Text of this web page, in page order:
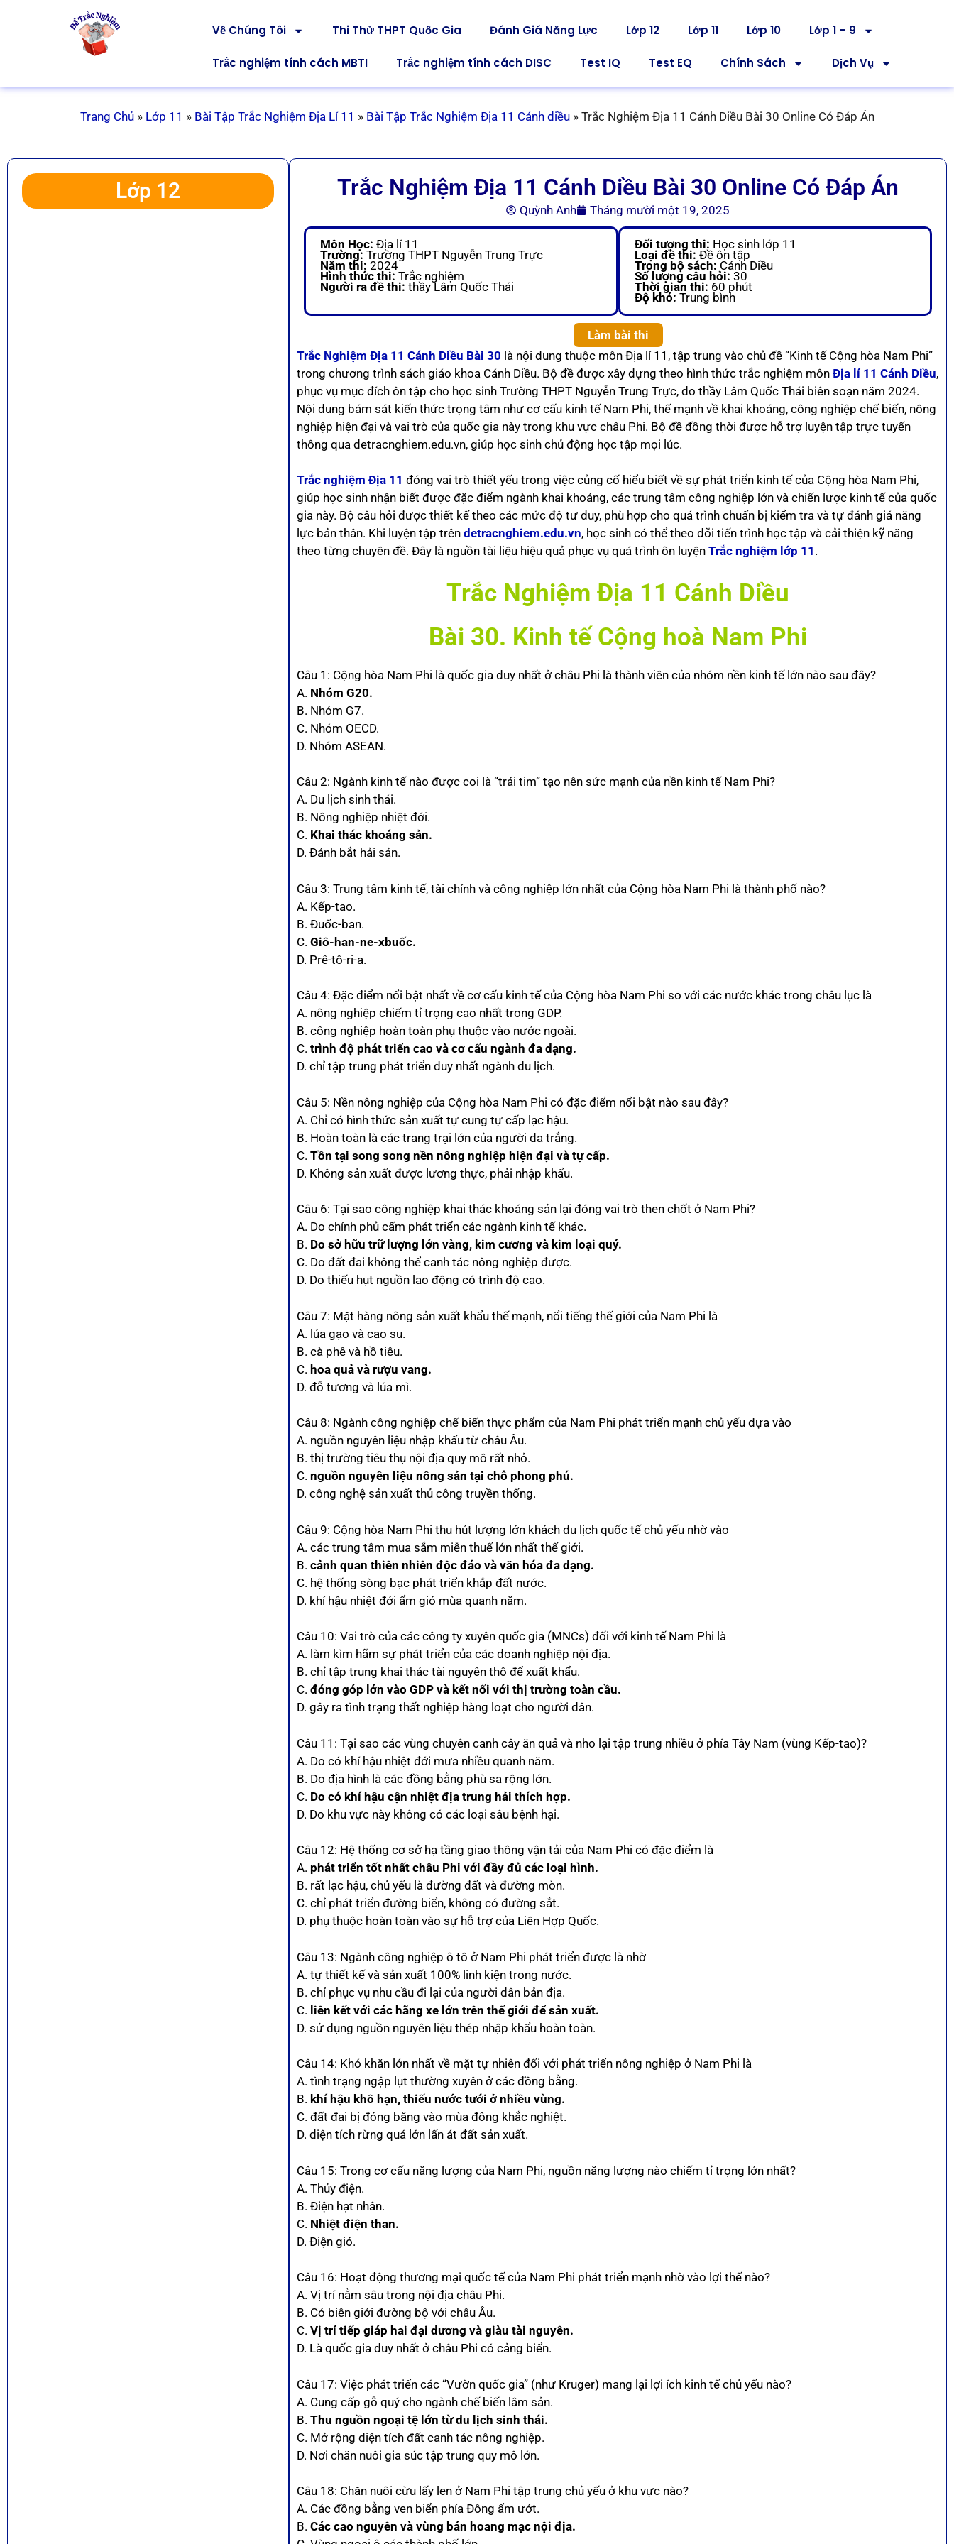
Về Chúng Tôi Thi Thử THPT Quốc Gia Đánh Giá Năng Lực Lớp 12 Lớp 11 Lớp 10 Lớp 1 – 9
Trắc nghiệm tính cách MBTI Trắc nghiệm tính cách DISC Test IQ Test EQ Chính Sách Dịch Vụ
Trang Chủ» Lớp 11 » Bài Tập Trắc Nghiệm Địa Lí 11 » Bài Tập Trắc Nghiệm Địa 11 Cánh diều» Trắc Nghiệm Địa 11 Cánh Diều Bài 30 Online Có Đáp Án
Lớp 12 Trắc Nghiệm Địa 11 Cánh Diều Bài 30 Online Có Đáp Án
Quỳnh Anh Tháng mười một 19, 2025
Môn Học:Địa lí 11
Trường: Trường THPT Nguyễn Trung Trực
Năm thi:2024
Hình thức thi:Trắc nghiệm
Người ra đề thi:thầy Lâm Quốc Thái
Đối tượng thi: Học sinh lớp 11
Loại đề thi: Đề ôn tập
Trong bộ sách: Cánh Diều
Số lượng câu hỏi: 30
Thời gian thi: 60 phút
Độ khó: Trung bình
Làm bài thi
Trắc Nghiệm Địa 11 Cánh Diều Bài 30 là nội dung thuộc môn Địa lí 11, tập trung vào chủ đề “Kinh tế Cộng hòa Nam Phi”
trong chương trình sách giáo khoa Cánh Diều. Bộ đề được xây dựng theo hình thức trắc nghiệm mônĐịa lí 11 Cánh Diều,
phục vụ mục đích ôn tập cho học sinh Trường THPT Nguyễn Trung Trực, do thầy Lâm Quốc Thái biên soạn năm 2024.
Nội dung bám sát kiến thức trọng tâm như cơ cấu kinh tế Nam Phi, thế mạnh về khai khoáng, công nghiệp chế biến, nông
nghiệp hiện đại và vai trò của quốc gia này trong khu vực châu Phi. Bộ đề đồng thời được hỗ trợ luyện tập trực tuyến
thông qua detracnghiem.edu.vn, giúp học sinh chủ động học tập mọi lúc.
Trắc nghiệm Địa 11 đóng vai trò thiết yếu trong việc củng cố hiểu biết về sự phát triển kinh tế của Cộng hòa Nam Phi,
giúp học sinh nhận biết được đặc điểm ngành khai khoáng, các trung tâm công nghiệp lớn và chiến lược kinh tế của quốc
gia này. Bộ câu hỏi được thiết kế theo các mức độ tư duy, phù hợp cho quá trình chuẩn bị kiểm tra và tự đánh giá năng
lực bản thân. Khi luyện tập trêndetracnghiem.edu.vn, học sinh có thể theo dõi tiến trình học tập và cải thiện kỹ năng
theo từng chuyên đề. Đây là nguồn tài liệu hiệu quả phục vụ quá trình ôn luyệnTrắc nghiệm lớp 11 .
Trắc Nghiệm Địa 11 Cánh Diều
Bài 30. Kinh tế Cộng hoà Nam Phi
Câu 1: Cộng hòa Nam Phi là quốc gia duy nhất ở châu Phi là thành viên của nhóm nền kinh tế lớn nào sau đây?
A. Nhóm G20.
B. Nhóm G7.
C. Nhóm OECD.
D. Nhóm ASEAN.
Câu 2: Ngành kinh tế nào được coi là “trái tim” tạo nên sức mạnh của nền kinh tế Nam Phi?
A. Du lịch sinh thái.
B. Nông nghiệp nhiệt đới.
C. Khai thác khoáng sản.
D. Đánh bắt hải sản.
Câu 3: Trung tâm kinh tế, tài chính và công nghiệp lớn nhất của Cộng hòa Nam Phi là thành phố nào?
A. Kếp-tao.
B. Đuốc-ban.
C.Giô-han-ne-xbuốc.
D. Prê-tô-ri-a.
Câu 4: Đặc điểm nổi bật nhất về cơ cấu kinh tế của Cộng hòa Nam Phi so với các nước khác trong châu lục là
A. nông nghiệp chiếm tỉ trọng cao nhất trong GDP.
B. công nghiệp hoàn toàn phụ thuộc vào nước ngoài.
C.trình độ phát triển cao và cơ cấu ngành đa dạng.
D. chỉ tập trung phát triển duy nhất ngành du lịch.
Câu 5: Nền nông nghiệp của Cộng hòa Nam Phi có đặc điểm nổi bật nào sau đây?
A. Chỉ có hình thức sản xuất tự cung tự cấp lạc hậu.
B. Hoàn toàn là các trang trại lớn của người da trắng.
C.Tồn tại song song nền nông nghiệp hiện đại và tự cấp.
D. Không sản xuất được lương thực, phải nhập khẩu.
Câu 6: Tại sao công nghiệp khai thác khoáng sản lại đóng vai trò then chốt ở Nam Phi?
A. Do chính phủ cấm phát triển các ngành kinh tế khác.
B. Do sở hữu trữ lượng lớn vàng, kim cương và kim loại quý.
C. Do đất đai không thể canh tác nông nghiệp được.
D. Do thiếu hụt nguồn lao động có trình độ cao.
Câu 7: Mặt hàng nông sản xuất khẩu thế mạnh, nổi tiếng thế giới của Nam Phi là
A. lúa gạo và cao su.
B. cà phê và hồ tiêu.
C.hoa quả và rượu vang.
D. đỗ tương và lúa mì.
Câu 8: Ngành công nghiệp chế biến thực phẩm của Nam Phi phát triển mạnh chủ yếu dựa vào
A. nguồn nguyên liệu nhập khẩu từ châu Âu.
B. thị trường tiêu thụ nội địa quy mô rất nhỏ.
C.nguồn nguyên liệu nông sản tại chỗ phong phú.
D. công nghệ sản xuất thủ công truyền thống.
Câu 9: Cộng hòa Nam Phi thu hút lượng lớn khách du lịch quốc tế chủ yếu nhờ vào
A. các trung tâm mua sắm miễn thuế lớn nhất thế giới.
B.cảnh quan thiên nhiên độc đáo và văn hóa đa dạng.
C. hệ thống sòng bạc phát triển khắp đất nước.
D. khí hậu nhiệt đới ẩm gió mùa quanh năm.
Câu 10: Vai trò của các công ty xuyên quốc gia (MNCs) đối với kinh tế Nam Phi là
A. làm kìm hãm sự phát triển của các doanh nghiệp nội địa.
B. chỉ tập trung khai thác tài nguyên thô để xuất khẩu.
C.đóng góp lớn vào GDP và kết nối với thị trường toàn cầu.
D. gây ra tình trạng thất nghiệp hàng loạt cho người dân.
Câu 11: Tại sao các vùng chuyên canh cây ăn quả và nho lại tập trung nhiều ở phía Tây Nam (vùng Kếp-tao)?
A. Do có khí hậu nhiệt đới mưa nhiều quanh năm.
B. Do địa hình là các đồng bằng phù sa rộng lớn.
C. Do có khí hậu cận nhiệt địa trung hải thích hợp.
D. Do khu vực này không có các loại sâu bệnh hại.
Câu 12: Hệ thống cơ sở hạ tầng giao thông vận tải của Nam Phi có đặc điểm là
A. phát triển tốt nhất châu Phi với đầy đủ các loại hình.
B. rất lạc hậu, chủ yếu là đường đất và đường mòn.
C. chỉ phát triển đường biển, không có đường sắt.
D. phụ thuộc hoàn toàn vào sự hỗ trợ của Liên Hợp Quốc.
Câu 13: Ngành công nghiệp ô tô ở Nam Phi phát triển được là nhờ
A. tự thiết kế và sản xuất 100% linh kiện trong nước.
B. chỉ phục vụ nhu cầu đi lại của người dân bản địa.
C. liên kết với các hãng xe lớn trên thế giới để sản xuất.
D. sử dụng nguồn nguyên liệu thép nhập khẩu hoàn toàn.
Câu 14: Khó khăn lớn nhất về mặt tự nhiên đối với phát triển nông nghiệp ở Nam Phi là
A. tình trạng ngập lụt thường xuyên ở các đồng bằng.
B. khí hậu khô hạn, thiếu nước tưới ở nhiều vùng.
C. đất đai bị đóng băng vào mùa đông khắc nghiệt.
D. diện tích rừng quá lớn lấn át đất sản xuất.
Câu 15: Trong cơ cấu năng lượng của Nam Phi, nguồn năng lượng nào chiếm tỉ trọng lớn nhất?
A. Thủy điện.
B. Điện hạt nhân.
C. Nhiệt điện than.
D. Điện gió.
Câu 16: Hoạt động thương mại quốc tế của Nam Phi phát triển mạnh nhờ vào lợi thế nào?
A. Vị trí nằm sâu trong nội địa châu Phi.
B. Có biên giới đường bộ với châu Âu.
C.Vị trí tiếp giáp hai đại dương và giàu tài nguyên.
D. Là quốc gia duy nhất ở châu Phi có cảng biển.
Câu 17: Việc phát triển các “Vườn quốc gia” (như Kruger) mang lại lợi ích kinh tế chủ yếu nào?
A. Cung cấp gỗ quý cho ngành chế biến lâm sản.
B.Thu nguồn ngoại tệ lớn từ du lịch sinh thái.
C. Mở rộng diện tích đất canh tác nông nghiệp.
D. Nơi chăn nuôi gia súc tập trung quy mô lớn.
Câu 18: Chăn nuôi cừu lấy len ở Nam Phi tập trung chủ yếu ở khu vực nào?
A. Các đồng bằng ven biển phía Đông ẩm ướt.
B.Các cao nguyên và vùng bán hoang mạc nội địa.